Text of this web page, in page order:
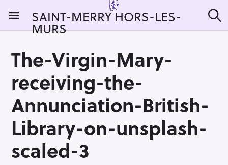
i
SAINT-MERRY HORS-LES-
MURS e
The-Virgin-Mary-
receiving-the-
Annunciation-British-
Library-on-unsplash-
scaled-3